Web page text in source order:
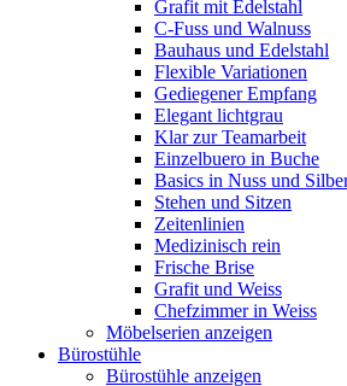
Grafit mit Edelstahl
C-Fuss und Walnuss
Bauhaus und Edelstahl
Flexible Variationen
Gediegener Empfang
Elegant lichtgrau
Klar zur Teamarbeit
Einzelbuero in Buche
Basics in Nuss und
Stehen und Sitzen
Zeitenlinien
Medizinisch rein
Frische Brise
Grafit und Weiss
Chefzimmer in Weiss
Möbelserien anzeigen
Bürostühle
Bürostühle anzeigen